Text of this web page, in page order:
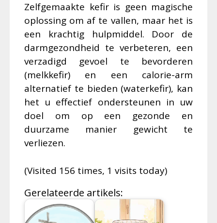
Zelfgemaakte kefir is geen magische
oplossing om af te vallen, maar het is
een krachtig hulpmiddel. Door de
darmgezondheid te verbeteren, een
verzadigd gevoel te bevorderen
(melkkefir) en een calorie-arm
alternatief te bieden (waterkefir), kan
het u effectief ondersteunen in uw
doel om op een gezonde en
duurzame manier gewicht te
verliezen.
(Visited 156 times, 1 visits today)
Gerelateerde artikels: